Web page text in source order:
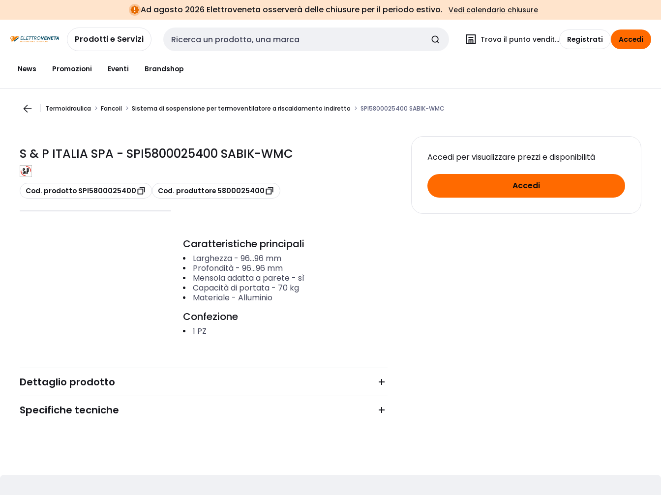
navigazionealla
pagina
Ad agosto 2026 Elettroveneta osserverà delle chiusure per il periodo estivo. Vedi calendario chiusure
Prodotti e Servizi Cerca input Trova il punto vendita Registrati Accedi
News Promozioni Eventi Brandshop
Termoidraulica Fancoil Sistema di sospensione per termoventilatore a riscaldamento indiretto SPI5800025400 SABIK-WMC
S & P ITALIA SPA - SPI5800025400 SABIK-WMC
copia
Cod. prodotto SPI5800025400 copia
Cod. produttore 5800025400
Accedi per visualizzare prezzi e disponibilità
Accedi
Caratteristiche principali
Larghezza- 96...96 mm
Profondità- 96...96 mm
Mensola adatta a parete - sì
Capacità di portata- 70 kg
Materiale - Alluminio
Confezione
1 PZ
Dettaglio prodotto
Specifiche tecniche